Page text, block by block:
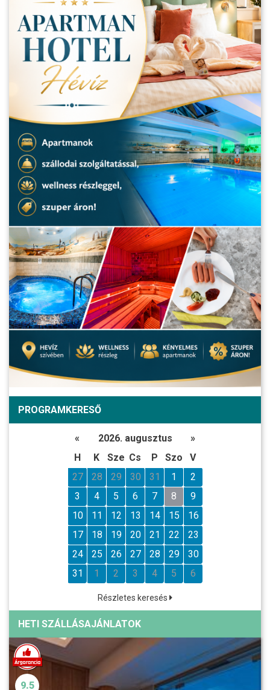
PROGRAMKERESŐ
« 2026. augusztus
»
H
K Sze Cs P Szo
V
27
28 29 30 31 1
2
3
4 5 6 7 8
9
10
11 12 13 14 15
16
17
18 19 20 21 22
23
24
25 26 27 28 29
30
31
1 2 3 4 5 6
Részletes keresés
HETI SZÁLLÁSAJÁNLATOK
9.5